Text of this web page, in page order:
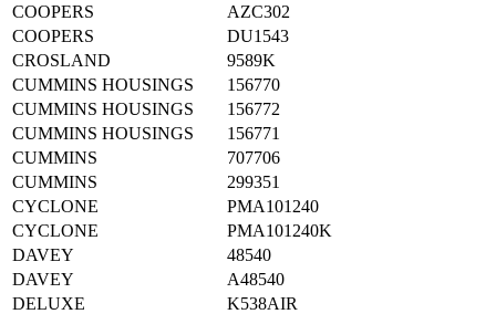
COOPERS
AZC302
COOPERS
DU1543
CROSLAND
9589K
CUMMINS HOUSINGS
156770
CUMMINS HOUSINGS
156772
CUMMINS HOUSINGS
156771
CUMMINS
707706
CUMMINS
299351
CYCLONE
PMA101240
CYCLONE
PMA101240K
DAVEY
48540
DAVEY
A48540
DELUXE
K538AIR